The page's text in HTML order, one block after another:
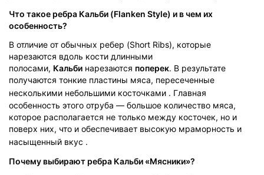
Что такое ребра Кальби (Flanken Style) и в чем их
особенность?
В отличие от обычных ребер (Short Ribs), которые
нарезаются вдоль кости длинными
полосами, Кальби нарезаются поперек. В результате
получаются тонкие пластины мяса, пересеченные
несколькими небольшими косточками . Главная
особенность этого отруба — большое количество мяса,
которое располагается не только между косточек, но и
поверх них, что и обеспечивает высокую мраморность и
насыщенный вкус .
Почему выбирают ребра Кальби «Мясники»?